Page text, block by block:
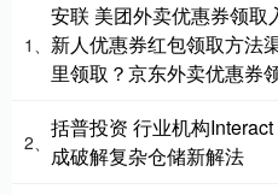
1、
安联 美团外卖优惠券领取
新人优惠券红包领取方法
里领取？京东外卖优惠券
2、
括普投资 行业机构
成破解复杂仓储新解法